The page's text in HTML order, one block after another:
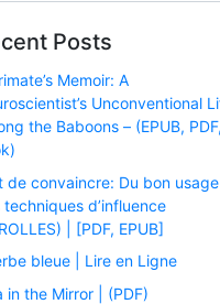
Posts
Memoir: A
Unconventional
the Baboons – (EPUB,
de convaincre: Du bon usage
techniques d’influence
| [PDF, EPUB]
bleue | Lire en Ligne
in the Mirror | (PDF)